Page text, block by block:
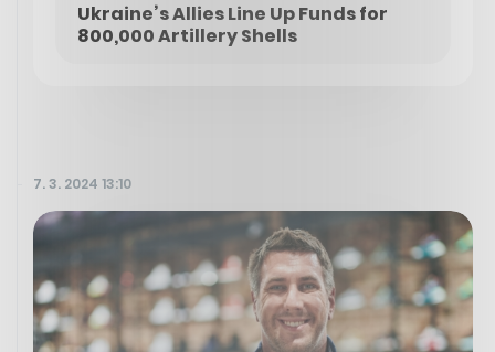
Ukraine’s Allies Line Up Funds for
800,000 Artillery Shells
7. 3. 2024 13:10